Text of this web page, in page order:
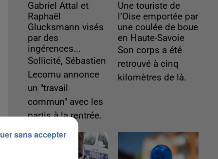
Gabriel Attal et
Raphaël
Glucksmann visés
par des
ingérences...
Sollicité, Sébastien
Lecornu annonce
un "travail
commun" avec les
partis à la rentrée.
Une touriste de
l’Oise emportée par
une coulée de boue
en Haute-Savoie
Son corps a été
retrouvé à cinq
kilomètres de là.
sans accepter